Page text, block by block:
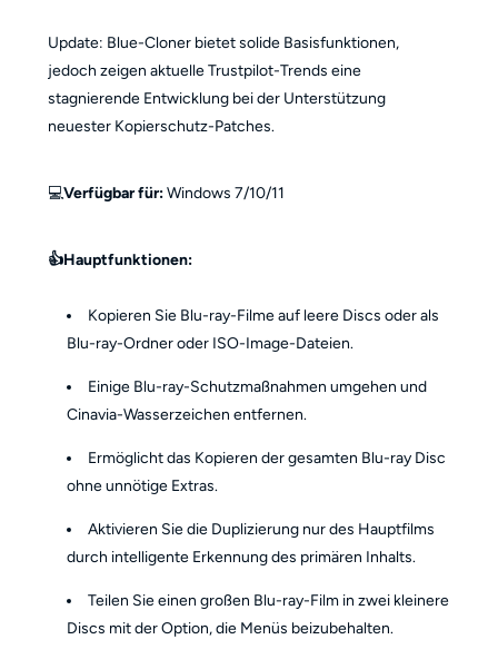
Update: Blue-Cloner bietet solide Basisfunktionen,
jedoch zeigen aktuelle Trustpilot-Trends eine
stagnierende Entwicklung bei der Unterstützung
neuester Kopierschutz-Patches.
💻Verfügbar für:Windows 7/10/11
👍Hauptfunktionen:
Kopieren Sie Blu-ray-Filme auf leere Discs oder als
Blu-ray-Ordner oder ISO-Image-Dateien.
Einige Blu-ray-Schutzmaßnahmen umgehen und
Cinavia-Wasserzeichen entfernen.
Ermöglicht das Kopieren der gesamten Blu-ray Disc
ohne unnötige Extras.
Aktivieren Sie die Duplizierung nur des Hauptfilms
durch intelligente Erkennung des primären Inhalts.
Teilen Sie einen großen Blu-ray-Film in zwei kleinere
Discs mit der Option, die Menüs beizubehalten.